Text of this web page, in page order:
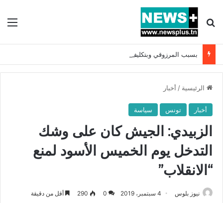
بحث عن
الرئيسية / أخبار
أخبار تونس سياسة
الزبيدي: الجيش كان على وشك
التدخل يوم الخميس الأسود لمنع
“الانقلاب”
نيوز بلوس 4 سبتمبر، 2019 0
290 أقل من دقيقة